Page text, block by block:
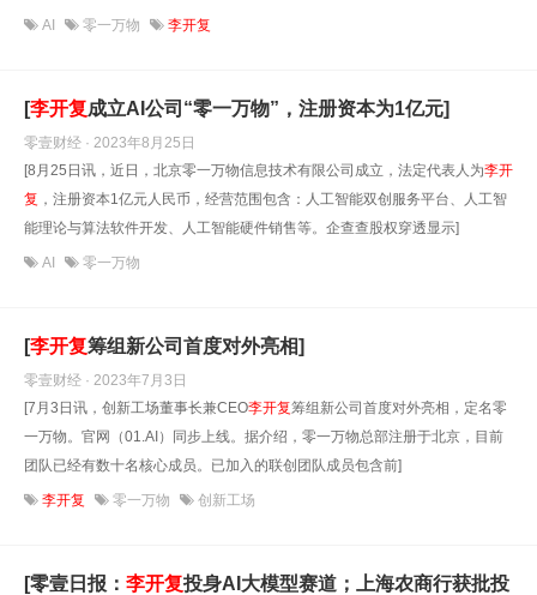
AI 零一万物 李开复
[李开复成立AI公司“零一万物”，注册资本为1亿元]
零壹财经 · 2023年8月25日
[8月25日讯，近日，北京零一万物信息技术有限公司成立，法定代表人为李开
复 ，注册资本1亿元人民币，经营范围包含：人工智能双创服务平台、人工智
能理论与算法软件开发、人工智能硬件销售等。企查查股权穿透显示]
AI 零一万物
[李开复筹组新公司首度对外亮相]
零壹财经 · 2023年7月3日
[7月3日讯，创新工场董事长兼CEO李开复筹组新公司首度对外亮相，定名零
一万物。官网（01.AI）同步上线。据介绍，零一万物总部注册于北京，目前
团队已经有数十名核心成员。已加入的联创团队成员包含前]
李开复 零一万物 创新工场
[零壹日报： 李开复投身AI大模型赛道；上海农商行获批投